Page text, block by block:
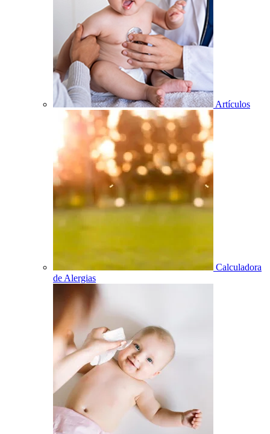
Artículos
Calculadora
de Alergias